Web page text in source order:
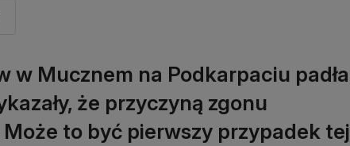
w Mucznem na Podkarpaciu padła
że przyczyną zgonu
to być pierwszy przypadek tej